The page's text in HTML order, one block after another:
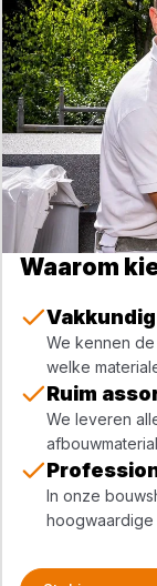
Waarom
We kennen
welke
Ruim
We leveren
In onze
hoogwaardige